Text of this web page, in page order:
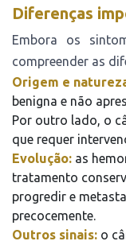
Diferenças
Embora os
compreender as
Origem e
benigna e não
Por outro lado, o
que requer
Evolução: as
tratamento
progredir e
precocemente.
Outros sinais: o